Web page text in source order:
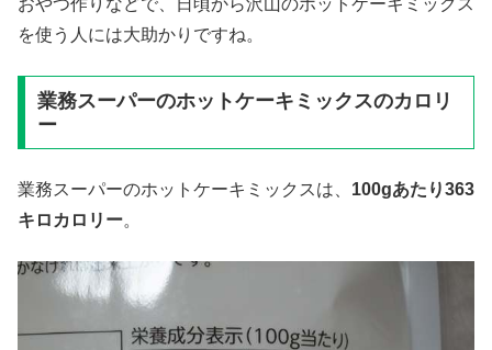
おやつ作りなどで、日頃から沢山のホットケーキミックス
を使う人には大助かりですね。
業務スーパーのホットケーキミックスのカロリ
ー
業務スーパーのホットケーキミックスは、 100gあたり363
キロカロリー。